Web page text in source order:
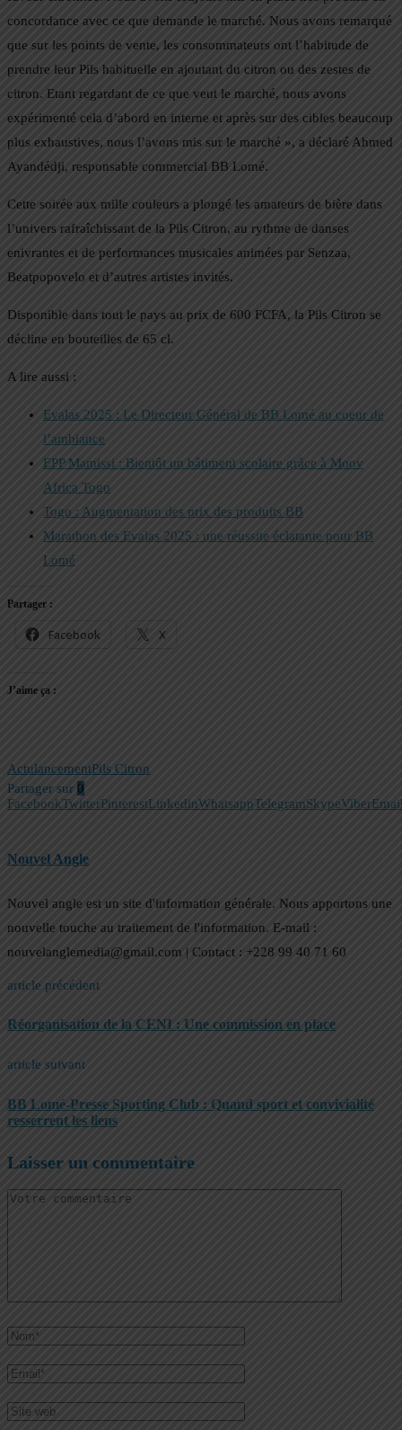
concordance avec ce que demande le marché. Nous avons remarqué
que sur les points de vente, les consommateurs ont l’habitude de
prendre leur Pils habituelle en ajoutant du citron ou des zestes de
citron. Etant regardant de ce que veut le marché, nous avons
expérimenté cela d’abord en interne et après sur des cibles beaucoup
plus exhaustives, nous l’avons mis sur le marché », a déclaré Ahmed
Ayandédji, responsable commercial BB Lomé.
Cette soirée aux mille couleurs a plongé les amateurs de bière dans
l’univers rafraîchissant de la Pils Citron, au rythme de danses
enivrantes et de performances musicales animées par Senzaa,
Beatpopovelo et d’autres artistes invités.
Disponible dans tout le pays au prix de 600 FCFA, la Pils Citron se
décline en bouteilles de 65 cl.
A lire aussi :
Evalas 2025 : Le Directeur Général de BB Lomé au coeur de
l’ambiance
EPP Mamissi : Bientôt un bâtiment scolaire grâce à Moov
Africa Togo
Togo : Augmentation des prix des produits BB
Marathon des Evalas 2025 : une réussite éclatante pour BB
Lomé
Partager :
Facebook X
J’aime ça :
ActulancementPils Citron
Partager sur 0
FacebookTwitterPinterestLinkedinWhatsappTelegramSkypeViber
Nouvel Angle
Nouvel angle est un site d'information générale. Nous apportons une
nouvelle touche au traitement de l'information. E-mail :
nouvelanglemedia@gmail.com | Contact : +228 99 40 71 60
article précédent
Réorganisation de la CENI : Une commission en place
article suivant
BB Lomé-Presse Sporting Club : Quand sport et convivialité
resserrent les liens
Laisser un commentaire